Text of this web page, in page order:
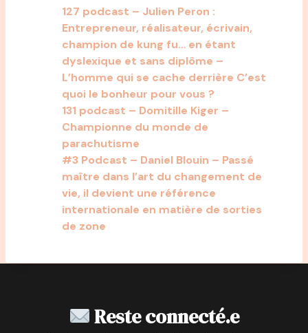
127 podcast – Julien Peron :
Entrepreneur, réalisateur, écrivain,
champion de kung fu… en étant
dyslexique et sans diplôme –
L’homme qui se cache derrière C’est
quoi le bonheur pour vous ?
131 podcast – Domitille Kiger –
Championne du monde de
parachutisme
#3 Podcast – Daniel Blouin – Passé
maître dans l’art du changement de
vie, il devient une référence
internationale en matière de sorties
de zone
Reste connecté.e